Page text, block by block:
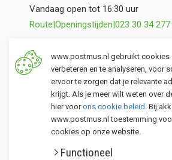
Klantenservice
Vandaag open tot 16:30 uur
Route Openingstijden 023 30 34 277
Opslag Valkenburg (ZH)
Torenvlietslaan 3
Vandaag open tot 12:00 uur
Route|Openingstijden |071 401 34 44
www.postmus.nl gebruikt cookies
verbeteren en te analyseren, voor
ervoor te zorgen dat je relevante
krijgt. Als je meer wilt weten over
hier voorons cookie beleid . Bij
www.postmus.nl toestemming
cookies op onze website.
Functioneel